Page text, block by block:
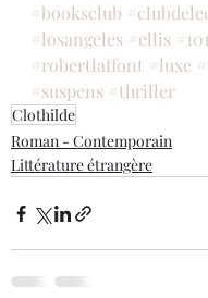
#booksclub
#losangeles #ellis
#robertlaffont #luxe
#suspens #thriller
Clothilde
Roman - Contemporain
Littérature étrangère